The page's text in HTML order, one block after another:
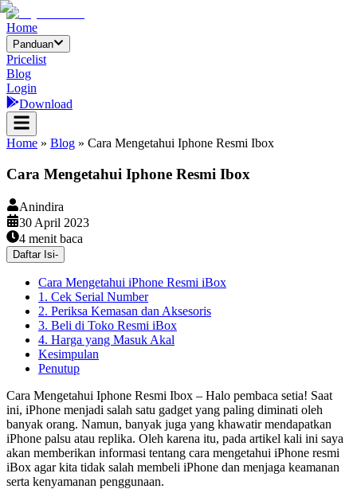
Home
Panduan
Pricelist
Blog
Login
Download
Home » Blog » Cara Mengetahui Iphone Resmi Ibox
Cara Mengetahui Iphone Resmi Ibox
Anindira
30 April 2023
4 menit baca
Daftar Isi-
Cara Mengetahui iPhone Resmi iBox
1. Cek Serial Number
2. Periksa Kemasan dan Aksesoris
3. Beli di Toko Resmi iBox
4. Harga yang Masuk Akal
Kesimpulan
Penutup
Cara Mengetahui Iphone Resmi Ibox – Halo pembaca setia! Saat
ini, iPhone menjadi salah satu gadget yang paling diminati oleh
banyak orang. Namun, banyak juga yang khawatir mendapatkan
iPhone palsu atau replika. Oleh karena itu, pada artikel kali ini saya
akan memberikan informasi tentang cara mengetahui iPhone resmi
iBox agar kita tidak salah membeli iPhone dan menjaga keamanan
serta kenyamanan penggunaan.